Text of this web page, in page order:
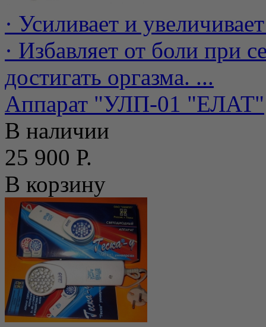
· Усиливает и
· Избавляет от боли при
достигать оргазма. ...
Аппарат "УЛП-01 "ЕЛАТ"
В наличии
25 900 Р.
В корзину